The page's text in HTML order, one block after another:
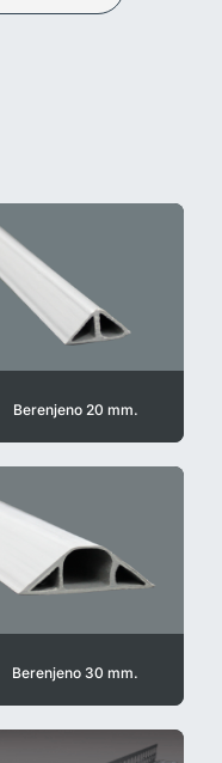
Berenjeno 20 mm.
Berenjeno 30 mm.